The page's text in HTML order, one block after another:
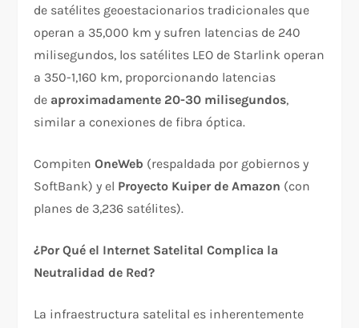
de satélites geoestacionarios tradicionales que
operan a 35,000 km y sufren latencias de 240
milisegundos, los satélites LEO de Starlink operan
a 350-1,160 km, proporcionando latencias
de aproximadamente 20-30 milisegundos,
similar a conexiones de fibra óptica.​
CompitenOneWeb (respaldada por gobiernos y
SoftBank) y el Proyecto Kuiper de Amazon (con
planes de 3,236 satélites).​
¿Por Qué el Internet Satelital Complica la
Neutralidad de Red?
La infraestructura satelital es inherentemente